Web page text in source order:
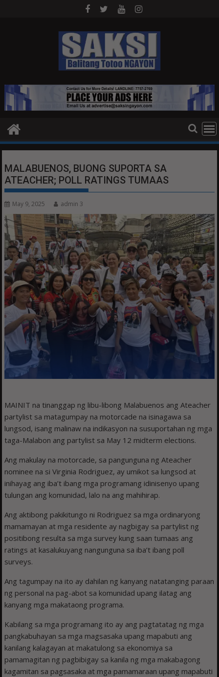
MALABUENOS, BUONG SUPORTA SA
ATEACHER; POLL RATINGS TUMAAS
May 9, 2025 admin 3
MAINIT na tinanggap ng libu-libong Malabuenos ang Ateacher
partylist sa matagumpay na motorcade na isinagawa sa
lungsod, isang malinaw na indikasyon na susuportahan ng mga
taga-Malabon ang partylist sa May 12 midterm elections.
Ang makulay na motorcade, sa pangunguna ng Ateacher
nominee na si Virginia Rodriguez, ay umikot sa lungsod at
inihayag ang iba’t ibang mga programang idinisenyo upang
tulungan ang komunidad, lalo na ang mahihirap.
Ang aktibong pakikitungo ni Rodriguez sa mga ordinaryong
mamamayan at mga residente ay nagbigay sa partylist ng
positibong resulta sa mga survey kung saan tumaas ang
ratings at kasalukuyang nangunguna sa iba’t ibang poll
surveys.
Ang tagumpay na ito ay dahilan ng kanyang natatanging paraan
ng personal na pag-abot sa komunidad upang ilatag ang
kanyang mga makataong programa.
Kabilang sa mga programang ito ay ang pagtatatag ng mga
pangkabuhayan sa mga magsasaka upang mapabuti ang
kanilang kalagayan at makatulong sa ekonomiya sa
pamamagitan ng pagbibigay sa kanila ng mga makabagong
kagamitan sa pagsasaka at mga pamamaraan upang mapabuti